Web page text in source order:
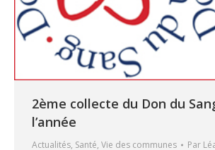
2ème collecte du Don du
l’année
Actualités, Santé, Vie des communes Par